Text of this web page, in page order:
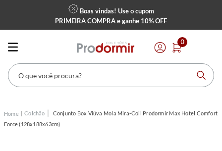
Boas vindas! Use o cupom
PRIMEIRA COMPRAe ganhe 10% OFF
0
O que você procura?
Colchão
Conjunto Box Viúva Mola Mira-Coil Prodormir Max Hotel Comfort
Force (128x188x63cm)